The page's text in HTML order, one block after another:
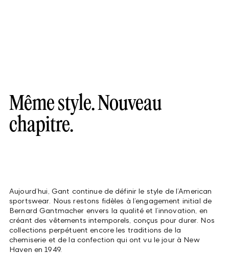
Même style. Nouveau
chapitre.
Aujourd’hui, Gant continue de définir le style de l’American
sportswear. Nous restons fidèles à l’engagement initial de
Bernard Gantmacher envers la qualité et l’innovation, en
créant des vêtements intemporels, conçus pour durer. Nos
collections perpétuent encore les traditions de la
chemiserie et de la confection qui ont vu le jour à New
Haven en 1949.